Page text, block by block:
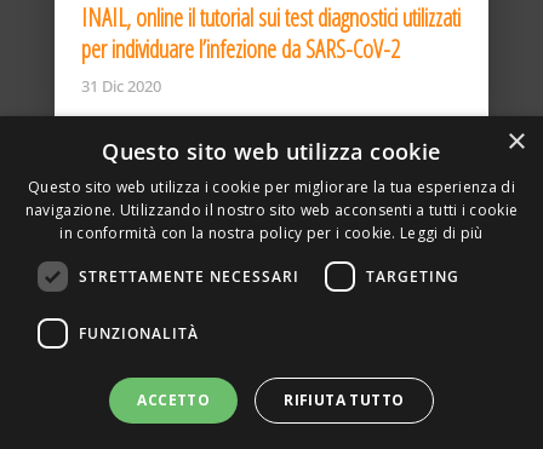
INAIL, online il tutorial sui test diagnostici utilizzati
per individuare l’infezione da SARS-CoV-2
31 Dic 2020
DELLA TORRE, 15 – 20127 – MILANO – P. IVA
SITO REALIZZATO DA GRAFICAEFOTO WEB AGENCY –
PARTNER SINTEL
×
Questo sito web utilizza cookie
Questo sito web utilizza i cookie per migliorare la tua esperienza di
navigazione. Utilizzando il nostro sito web acconsenti a tutti i cookie
in conformità con la nostra policy per i cookie. Leggi di più
STRETTAMENTE NECESSARI TARGETING
FUNZIONALITÀ
ACCETTO RIFIUTA TUTTO